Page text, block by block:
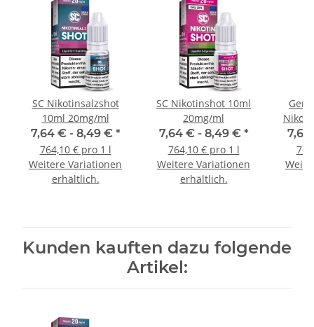
SC Nikotinsalzshot
10ml 20mg/ml
7,64 € - 8,49 € *
764,10 € pro 1 l
Weitere Variationen
erhältlich.
SC Nikotinshot 10ml
20mg/ml
7,64 € - 8,49 € *
764,10 € pro 1 l
Weitere Variationen
erhältlich.
Kunden kauften dazu folgende
Artikel: